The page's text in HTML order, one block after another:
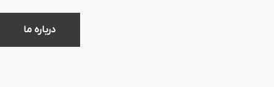
درباره ما